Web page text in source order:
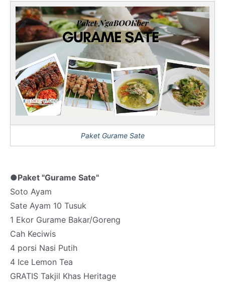
Paket Gurame Sate
●Paket "Gurame Sate"
Soto Ayam
Sate Ayam 10 Tusuk
1 Ekor Gurame Bakar/Goreng
Cah Keciwis
4 porsi Nasi Putih
4 Ice Lemon Tea
GRATIS Takjil Khas Heritage